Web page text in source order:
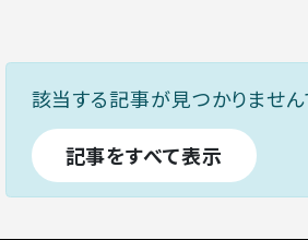
該当する記事が見つかりません
記事をすべて表示